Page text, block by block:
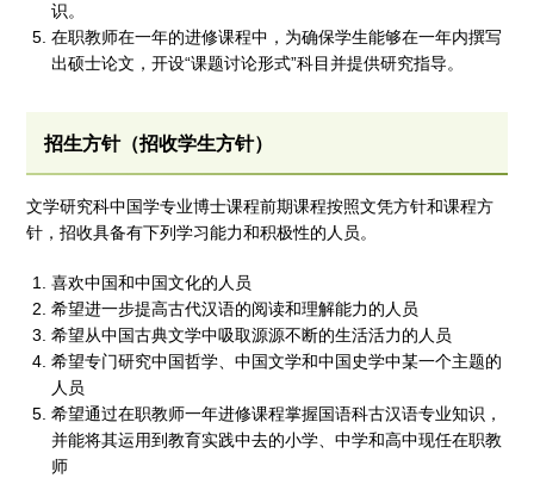
识。
在职教师在一年的进修课程中，为确保学生能够在一年内撰写
出硕士论文，开设“课题讨论形式”科目并提供研究指导。
招生方针（招收学生方针）
文学研究科中国学专业博士课程前期课程按照文凭方针和课程方
针，招收具备有下列学习能力和积极性的人员。
喜欢中国和中国文化的人员
希望进一步提高古代汉语的阅读和理解能力的人员
希望从中国古典文学中吸取源源不断的生活活力的人员
希望专门研究中国哲学、中国文学和中国史学中某一个主题的
人员
希望通过在职教师一年进修课程掌握国语科古汉语专业知识，
并能将其运用到教育实践中去的小学、中学和高中现任在职教
师